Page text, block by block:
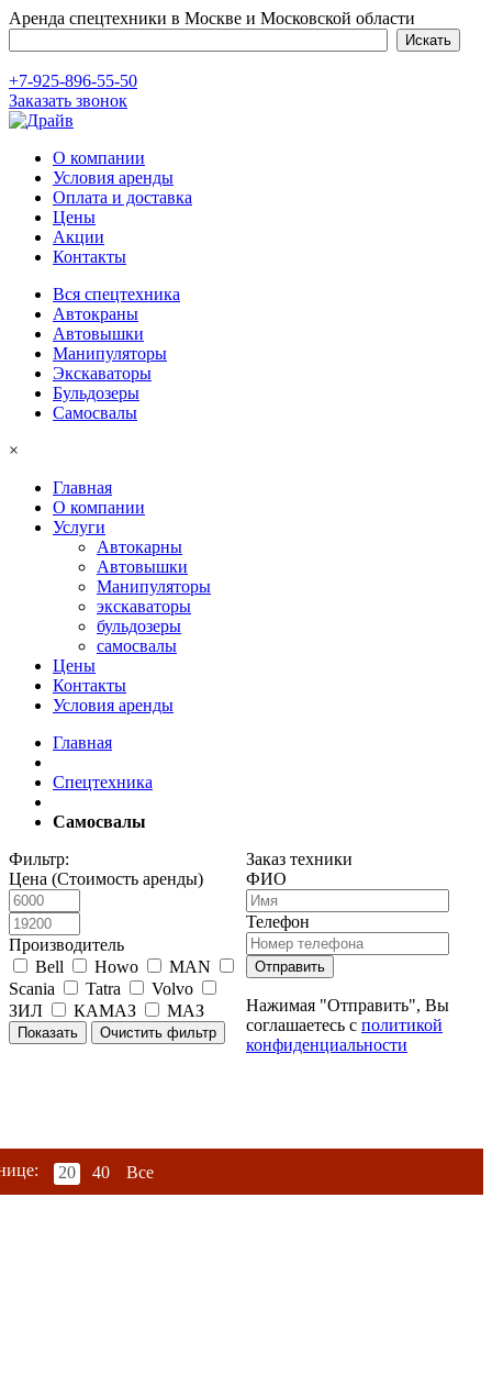
Аренда спецтехники в Москве и Московской области
+7-925-896-55-50
Заказать звонок
О компании
Условия аренды
Оплата и доставка
Цены
Акции
Контакты
Вся спецтехника
Автокраны
Автовышки
Манипуляторы
Экскаваторы
Бульдозеры
Самосвалы
×
Главная
О компании
Услуги
Автокарны
Автовышки
Манипуляторы
экскаваторы
бульдозеры
самосвалы
Цены
Контакты
Условия аренды
Главная
Спецтехника
Самосвалы
Фильтр:
Цена (Стоимость аренды)
Производитель
Bell
Howo
MAN
Scania
Tatra
Volvo
ЗИЛ
КАМАЗ МАЗ
20 40 Все
Заказ техники
ФИО
Телефон
Нажимая "Отправить", Вы
соглашаетесь с политикой
конфиденциальности